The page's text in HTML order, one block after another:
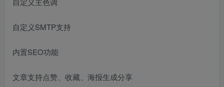
自定义SMTP支持
内置SEO功能
文章支持点赞、收藏、海报生成分享